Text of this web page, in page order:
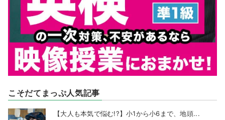
こそだてまっぷ人気記事
【大人も本気で悩む!?】小1から小6まで、地頭...